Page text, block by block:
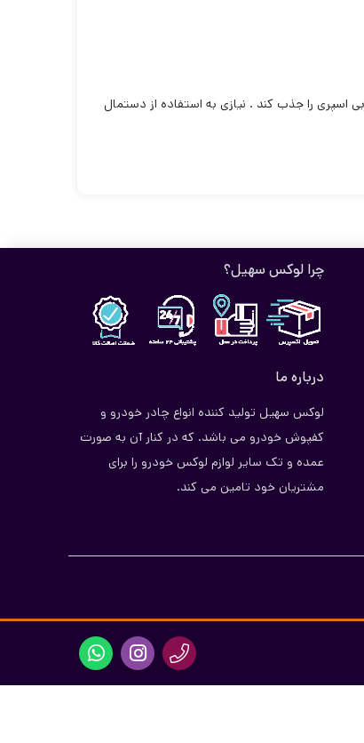
اسپری را جذب کند . نیازی به استفاده از دستمال
چرا لوکس سهیل؟
درباره ما
لوکس سهیل تولید کننده انواع چادر خودرو و
کفپوش خودرو می باشد. که در کنار آن به صورت
عمده و تک سایر لوازم لوکس خودرو را برای
مشتریان خود تامین می کند.